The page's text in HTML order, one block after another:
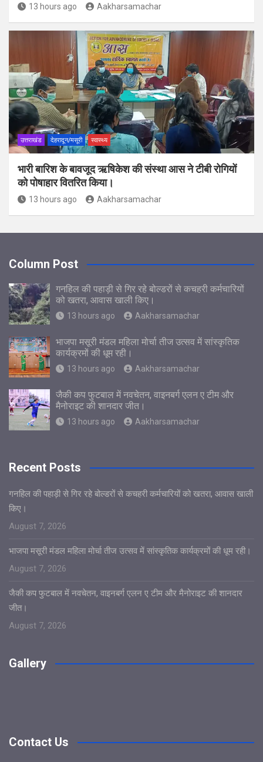
13 hours ago Aakharsamachar
उत्तराखंड देहरादून/मसूरी स्वास्थ्य
भारी बारिश के बावजूद ऋषिकेश की संस्था आस ने टीबी रोगियों
को पोषाहार वितरित किया।
13 hours ago Aakharsamachar
Column Post
गनहिल की पहाड़ी से गिर रहे बोल्डरों से कचहरी कर्मचारियों
को खतरा, आवास खाली किए।
13 hours ago Aakharsamachar
भाजपा मसूरी मंडल महिला मोर्चा तीज उत्सव में सांस्कृतिक
कार्यक्रमों की धूम रही।
13 hours ago Aakharsamachar
जैकी कप फुटबाल में नवचेतन, वाइनबर्ग एलन ए टीम और
मैनोराइट की शानदार जीत।
13 hours ago Aakharsamachar
Recent Posts
गनहिल की पहाड़ी से गिर रहे बोल्डरों से कचहरी कर्मचारियों को खतरा, आवास खाली
किए।
August 7, 2026
भाजपा मसूरी मंडल महिला मोर्चा तीज उत्सव में सांस्कृतिक कार्यक्रमों की धूम रही।
August 7, 2026
जैकी कप फुटबाल में नवचेतन, वाइनबर्ग एलन ए टीम और मैनोराइट की शानदार
जीत।
August 7, 2026
Gallery
Contact Us